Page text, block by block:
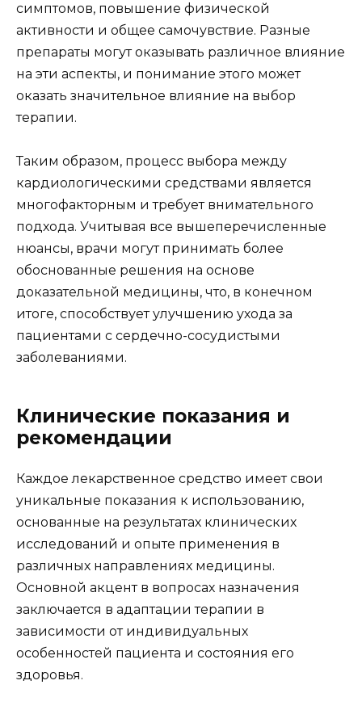
симптомов, повышение физической
активности и общее самочувствие. Разные
препараты могут оказывать различное влияние
на эти аспекты, и понимание этого может
оказать значительное влияние на выбор
терапии.
Таким образом, процесс выбора между
кардиологическими средствами является
многофакторным и требует внимательного
подхода. Учитывая все вышеперечисленные
нюансы, врачи могут принимать более
обоснованные решения на основе
доказательной медицины, что, в конечном
итоге, способствует улучшению ухода за
пациентами с сердечно-сосудистыми
заболеваниями.
Клинические показания и
рекомендации
Каждое лекарственное средство имеет свои
уникальные показания к использованию,
основанные на результатах клинических
исследований и опыте применения в
различных направлениях медицины.
Основной акцент в вопросах назначения
заключается в адаптации терапии в
зависимости от индивидуальных
особенностей пациента и состояния его
здоровья.